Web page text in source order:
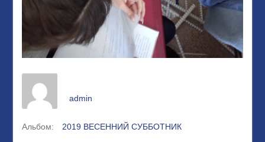
admin
Альбом: 2019 ВЕСЕННИЙ СУББОТНИК